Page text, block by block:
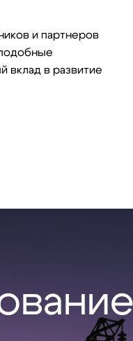
и партнеров
вклад в развитие